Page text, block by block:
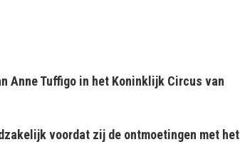
Anne Tuffigo in het Koninklijk Circus van
voordat zij de ontmoetingen met het